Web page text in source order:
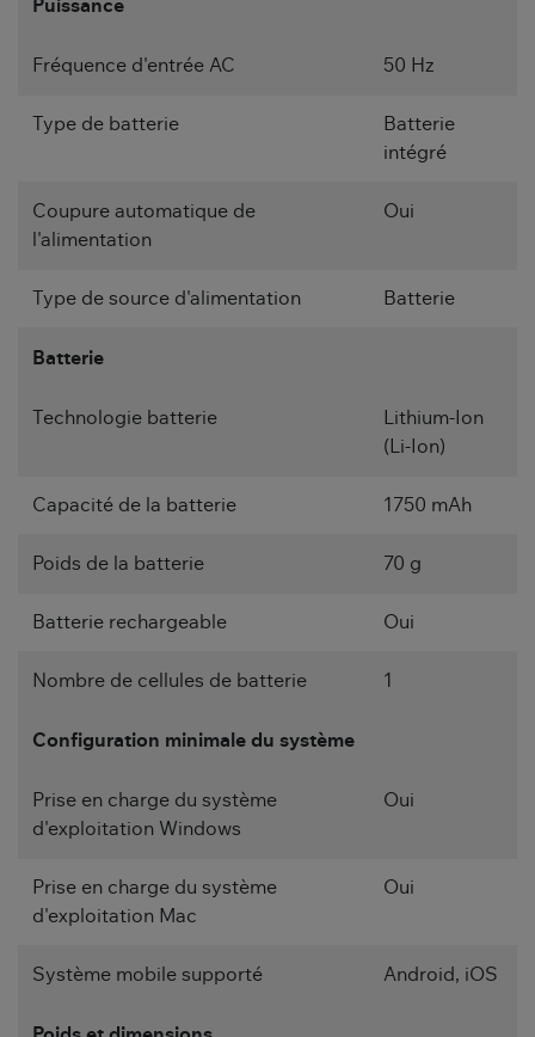
Puissance
Fréquence d'entrée AC 50 Hz
Type de batterie
Batterie
intégré
Coupure automatique de
l'alimentation
Oui
Type de source d'alimentation Batterie
Batterie
Technologie batterie
Lithium-Ion
(Li-Ion)
Capacité de la batterie 1750 mAh
Poids de la batterie 70 g
Batterie rechargeable Oui
Nombre de cellules de batterie 1
Configuration minimale du système
Prise en charge du système
d'exploitation Windows
Oui
Prise en charge du système
d'exploitation Mac
Oui
Système mobile supporté Android, iOS